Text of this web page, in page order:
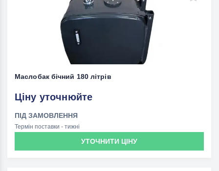
Маслобак бічний 180 літрів
Ціну уточнюйте
ПІД ЗАМОВЛЕННЯ
Термін поставки - тижні
УТОЧНИТИ ЦІНУ